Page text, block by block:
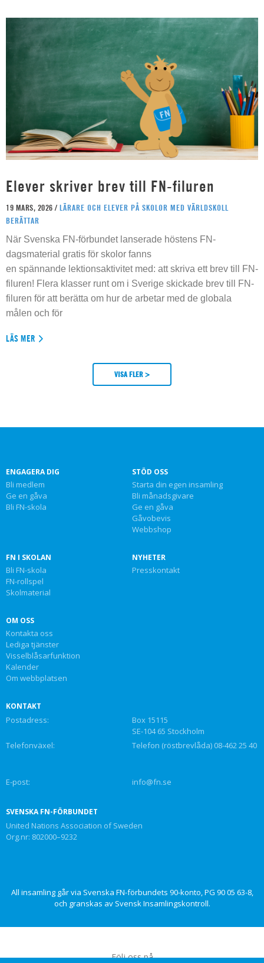
Elever skriver brev till FN-filuren
19 MARS, 2026 / LÄRARE OCH ELEVER PÅ SKOLOR MED VÄRLDSKOLL
BERÄTTAR
När Svenska FN-förbundet lanserade höstens FN-
dagsmaterial gratis för skolor fanns
en spännande lektionsaktivitet med: att skriva ett brev till FN-
filuren! Flera klasser runt om i Sverige skickade brev till FN-
filuren för att berätta om hur de arbetar med de globala
målen och för
LÄS MER
VISA FLER >
ENGAGERA DIG
Bli medlem
Ge en gåva
Bli FN-skola
STÖD OSS
Starta din egen insamling
Bli månadsgivare
Ge en gåva
Gåvobevis
Webbshop
FN I SKOLAN
Bli FN-skola
FN-rollspel
Skolmaterial
NYHETER
Presskontakt
OM OSS
Kontakta oss
Lediga tjänster
Visselblåsarfunktion
Kalender
Om webbplatsen
KONTAKT
Postadress:
Box 15115
SE-104 65 Stockholm
Telefonväxel:
Telefon (röstbrevlåda) 08-462 25 40
E-post: info@fn.se
SVENSKA FN-FÖRBUNDET
United Nations Association of Sweden
Org.nr: 802000–9232
All insamling går via Svenska FN-förbundets 90-konto, PG 90 05 63-8,
och granskas av Svensk Insamlingskontroll.
Följ oss på